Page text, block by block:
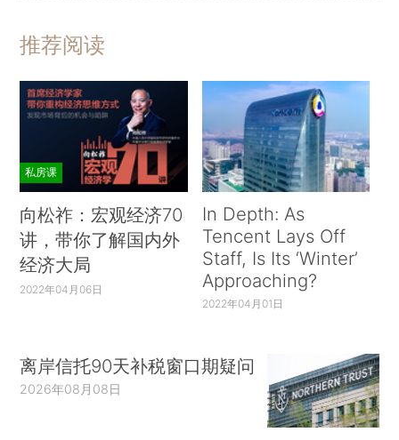
推荐阅读
私房课
向松祚：宏观经济70
讲，带你了解国内外
经济大局
2022年04月06日
In Depth: As
Tencent Lays Off
Staff, Is Its ‘Winter’
Approaching?
2022年04月01日
离岸信托90天补税窗口期疑问
2026年08月08日